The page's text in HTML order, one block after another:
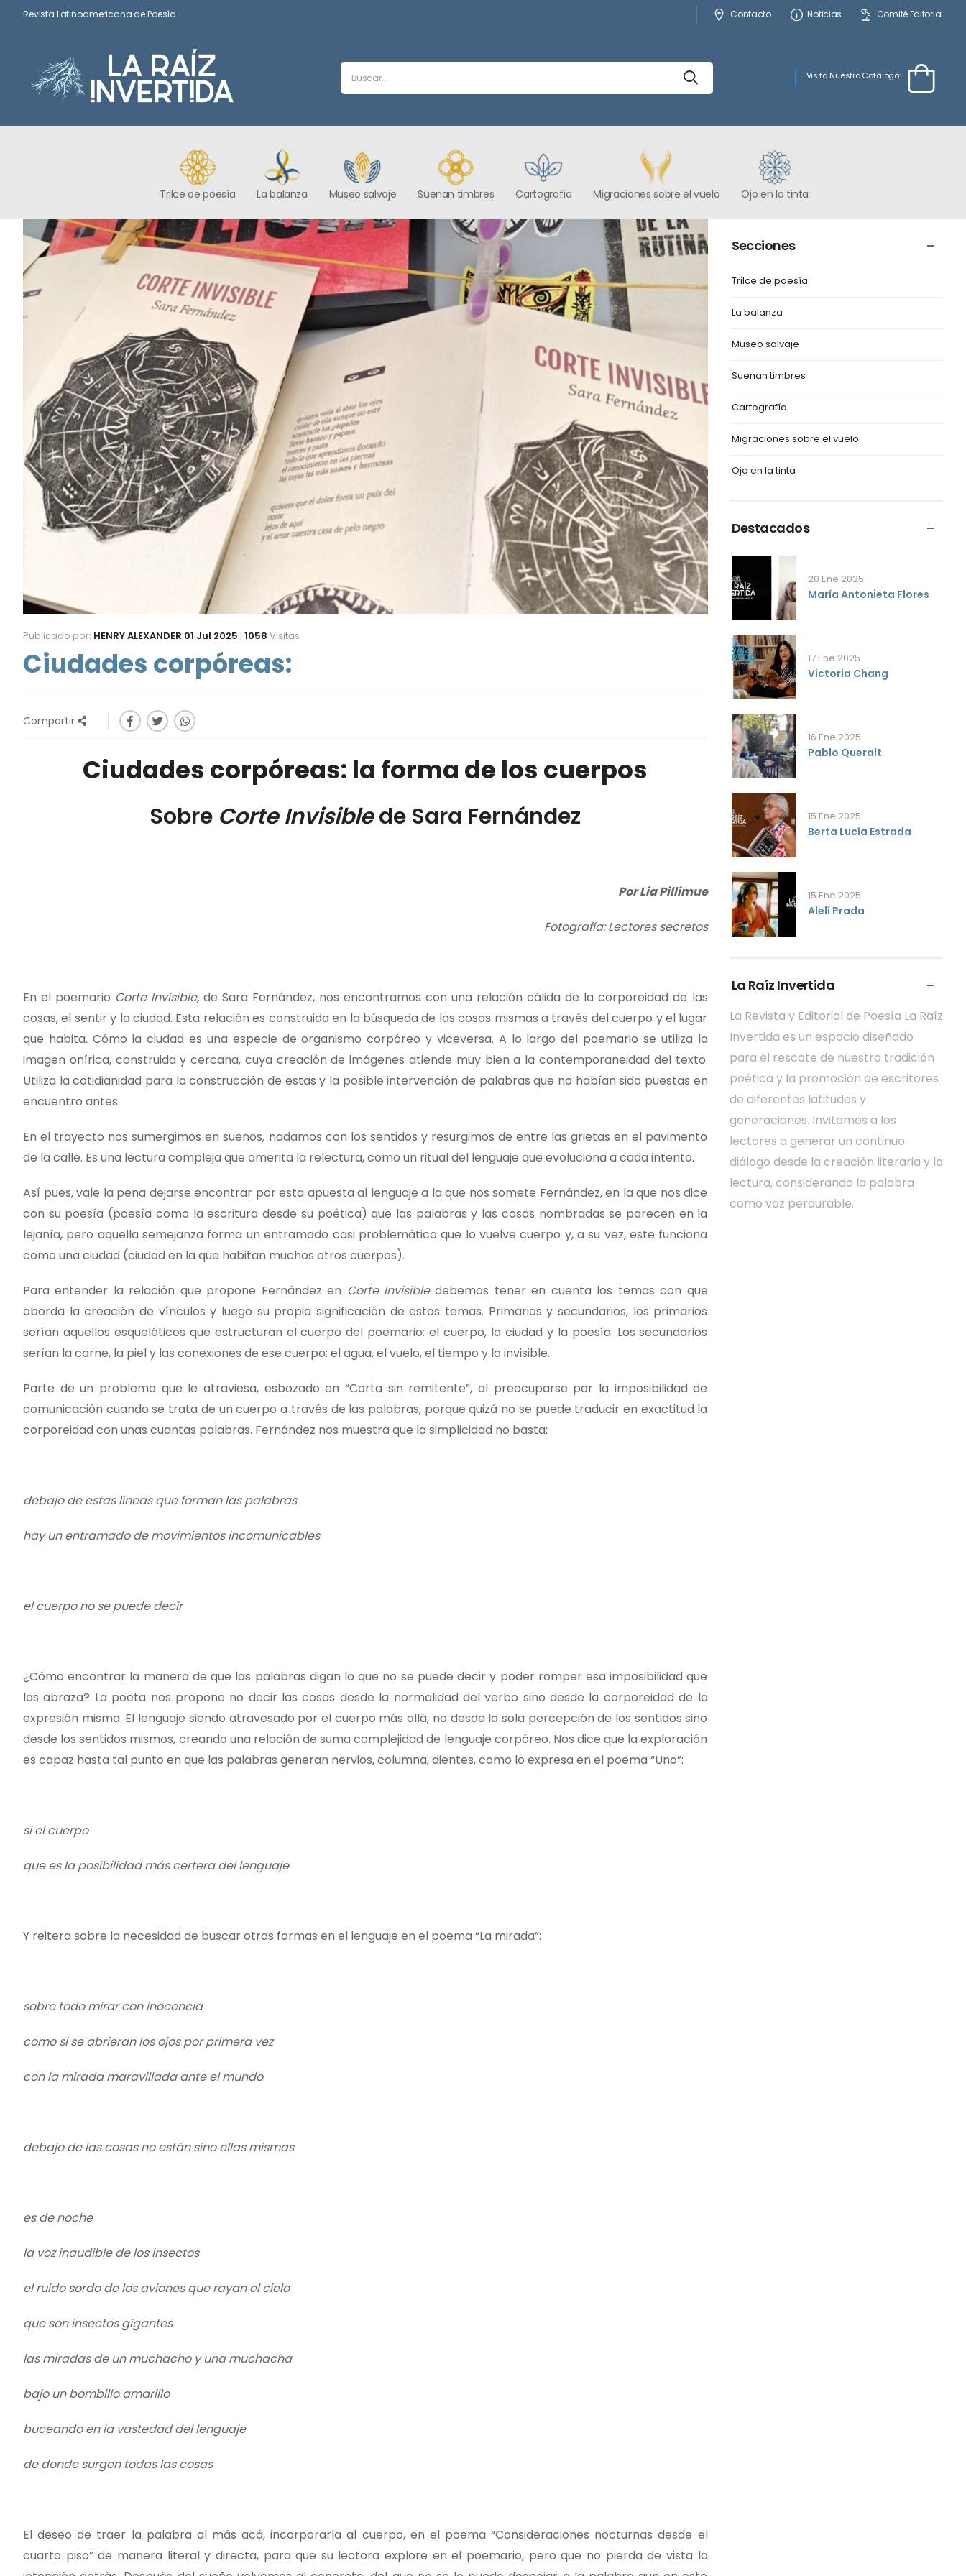
Revista Latinoamericana de Poesía Contacto Noticias Comité Editorial
Visita Nuestro Catálogo:
Trilce de poesía La balanza Museo salvaje Suenan timbres Cartografía Migraciones sobre el vuelo Ojo en la tinta
Publicado por: HENRY ALEXANDER 01 Jul 2025 | 1058 Visitas
Ciudades corpóreas:
Compartir
Ciudades corpóreas: la forma de los cuerpos
Sobre Corte Invisiblede Sara Fernández
Por Lia Pillimue
Fotografía: Lectores secretos
En el poemario Corte Invisible, de Sara Fernández, nos encontramos con una relación cálida de la corporeidad de las
cosas, el sentir y la ciudad. Esta relación es construida en la búsqueda de las cosas mismas a través del cuerpo y el lugar
que habita. Cómo la ciudad es una especie de organismo corpóreo y viceversa. A lo largo del poemario se utiliza la
imagen onírica, construida y cercana, cuya creación de imágenes atiende muy bien a la contemporaneidad del texto.
Utiliza la cotidianidad para la construcción de estas y la posible intervención de palabras que no habían sido puestas en
encuentro antes.
En el trayecto nos sumergimos en sueños, nadamos con los sentidos y resurgimos de entre las grietas en el pavimento
de la calle. Es una lectura compleja que amerita la relectura, como un ritual del lenguaje que evoluciona a cada intento.
Así pues, vale la pena dejarse encontrar por esta apuesta al lenguaje a la que nos somete Fernández, en la que nos dice
con su poesía (poesía como la escritura desde su poética) que las palabras y las cosas nombradas se parecen en la
lejanía, pero aquella semejanza forma un entramado casi problemático que lo vuelve cuerpo y, a su vez, este funciona
como una ciudad (ciudad en la que habitan muchos otros cuerpos).
Para entender la relación que propone Fernández en Corte Invisibledebemos tener en cuenta los temas con que
aborda la creación de vínculos y luego su propia significación de estos temas. Primarios y secundarios, los primarios
serían aquellos esqueléticos que estructuran el cuerpo del poemario: el cuerpo, la ciudad y la poesía. Los secundarios
serían la carne, la piel y las conexiones de ese cuerpo: el agua, el vuelo, el tiempo y lo invisible.
Parte de un problema que le atraviesa, esbozado en “Carta sin remitente”, al preocuparse por la imposibilidad de
comunicación cuando se trata de un cuerpo a través de las palabras, porque quizá no se puede traducir en exactitud la
corporeidad con unas cuantas palabras. Fernández nos muestra que la simplicidad no basta:
debajo de estas líneas que forman las palabras
hay un entramado de movimientos incomunicables
el cuerpo no se puede decir
¿Cómo encontrar la manera de que las palabras digan lo que no se puede decir y poder romper esa imposibilidad que
las abraza? La poeta nos propone no decir las cosas desde la normalidad del verbo sino desde la corporeidad de la
expresión misma. El lenguaje siendo atravesado por el cuerpo más allá, no desde la sola percepción de los sentidos sino
desde los sentidos mismos, creando una relación de suma complejidad de lenguaje corpóreo. Nos dice que la exploración
es capaz hasta tal punto en que las palabras generan nervios, columna, dientes, como lo expresa en el poema “Uno”:
si el cuerpo
que es la posibilidad más certera del lenguaje
Y reitera sobre la necesidad de buscar otras formas en el lenguaje en el poema “La mirada”:
sobre todo mirar con inocencia
como si se abrieran los ojos por primera vez
con la mirada maravillada ante el mundo
debajo de las cosas no están sino ellas mismas
es de noche
la voz inaudible de los insectos
el ruido sordo de los aviones que rayan el cielo
que son insectos gigantes
las miradas de un muchacho y una muchacha
bajo un bombillo amarillo
buceando en la vastedad del lenguaje
de donde surgen todas las cosas
El deseo de traer la palabra al más acá, incorporarla al cuerpo, en el poema “Consideraciones nocturnas desde el
cuarto piso” de manera literal y directa, para que su lectora explore en el poemario, pero que no pierda de vista la
Secciones
Trilce de poesía
La balanza
Museo salvaje
Suenan timbres
Cartografía
Migraciones sobre el vuelo
Ojo en la tinta
Destacados
20 Ene 2025
María Antonieta Flores
17 Ene 2025
Victoria Chang
16 Ene 2025
Pablo Queralt
15 Ene 2025
Berta Lucía Estrada
15 Ene 2025
Alelí Prada
La Raíz Invertida
La Revista y Editorial de Poesía La Raíz
Invertida es un espacio diseñado
para el rescate de nuestra tradición
poética y la promoción de escritores
de diferentes latitudes y
generaciones. Invitamos a los
lectores a generar un continuo
diálogo desde la creación literaria y la
lectura, considerando la palabra
como voz perdurable.